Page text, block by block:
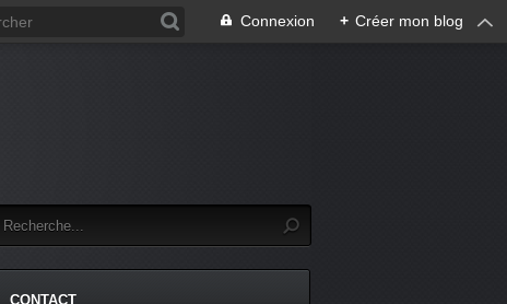
Connexion + Créer mon blog
CONTACT